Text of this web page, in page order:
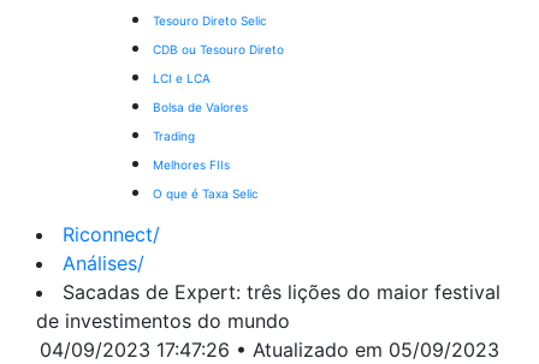
Tesouro Direto Selic
CDB ou Tesouro Direto
LCI e LCA
Bolsa de Valores
Trading
Melhores FIIs
O que é Taxa Selic
Riconnect/
Análises/
Sacadas de Expert: três lições do maior festival
de investimentos do mundo
04/09/2023 17:47:26 • Atualizado em 05/09/2023